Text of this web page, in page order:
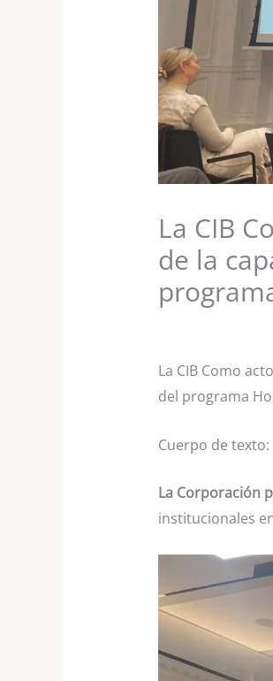
La CIB
de la
La CIB Como
del programa
Cuerpo de texto:
La Corporación
institucionales